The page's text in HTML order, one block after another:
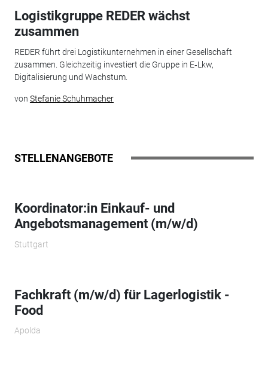
Logistikgruppe REDER wächst
zusammen
REDER führt drei Logistikunternehmen in einer Gesellschaft
zusammen. Gleichzeitig investiert die Gruppe in E‑Lkw,
Digitalisierung und Wachstum.
von Stefanie Schuhmacher
STELLENANGEBOTE
Koordinator:in Einkauf- und
Angebotsmanagement (m/w/d)
Stuttgart
Fachkraft (m/w/d) für Lagerlogistik -
Food
Apolda